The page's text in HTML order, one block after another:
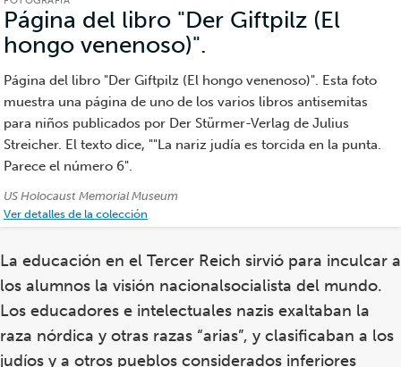
Página del libro "Der Giftpilz (El
hongo venenoso)".
Página del libro "Der Giftpilz (El hongo venenoso)". Esta foto
muestra una página de uno de los varios libros antisemitas
para niños publicados por Der Stürmer-Verlag de Julius
Streicher. El texto dice, ""La nariz judía es torcida en la punta.
Parece el número 6".
Créditos:
US Holocaust Memorial Museum
Ver detalles de la colección
La educación en el Tercer Reich sirvió para inculcar a
los alumnos la visión nacionalsocialista del mundo.
Los educadores e intelectuales nazis exaltaban la
raza nórdica y otras razas “arias”, y clasificaban a los
judíos y a otros pueblos considerados inferiores